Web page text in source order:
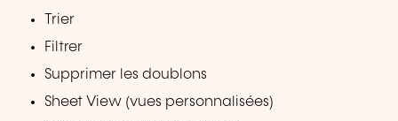
Trier
Filtrer
Supprimer les doublons
Sheet View (vues personnalisées)